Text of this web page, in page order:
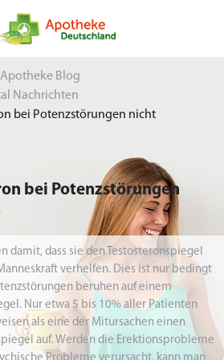
Blog
Nachrichten
bei Potenzstörungen nicht
bei Potenzstörungen
damit, dass sie den Testosteronspiegel
verhelfen. Dies ist nur bedingt
beruhen auf einem
Nur etwa 5 bis 10% aller Patienten
als eine der Mitursachen einen
auf. Werden die Erektionsprobleme